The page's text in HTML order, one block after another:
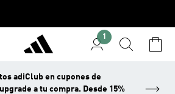
1
adiClub en cupones de
a tu compra. Desde 15%